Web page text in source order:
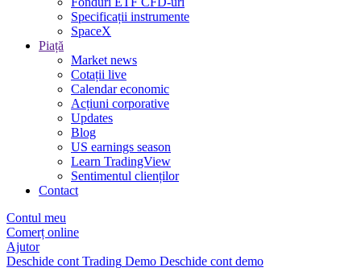
Specificații instrumente
SpaceX
Piață
Market news
Cotații live
Calendar economic
Acțiuni corporative
Updates
Blog
US earnings season
Learn TradingView
Sentimentul clienților
Contact
Contul meu
Comerț online
Ajutor
Deschide cont Trading Demo Deschide cont demo